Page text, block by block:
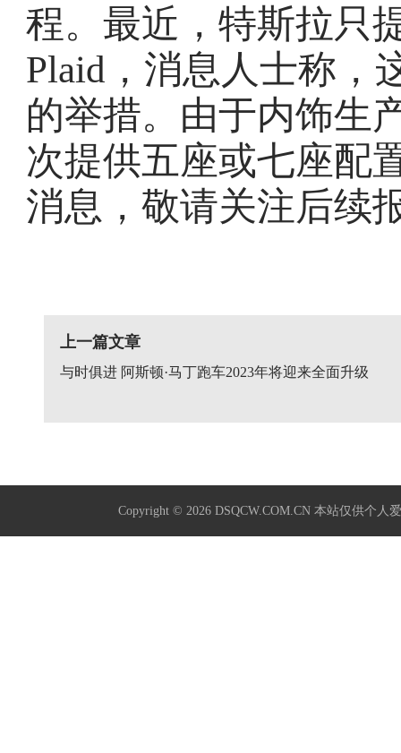
程。最近，特斯拉只
Plaid，消息人士称，
的举措。由于内饰生
次提供五座或七座配
消息，敬请关注后续
上一篇文章
与时俱进 阿斯顿·马丁跑车2023年将迎来全面升级
Copyright © 2026 DSQCW.COM.CN本站仅供个人爱